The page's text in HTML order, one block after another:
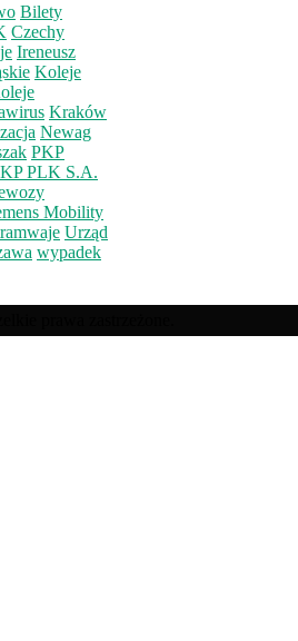
Bilety
Czechy
Ireneusz
Koleje
Kraków
Newag
PKP
PLK S.A.
Mobility
Urząd
wypadek